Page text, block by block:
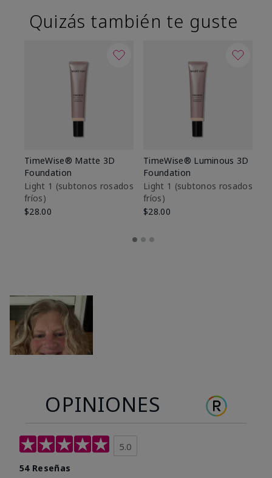
Quizás también te guste
TimeWise® Matte 3D
Foundation
Light 1​ (subtonos rosados
fríos)
$28.00
TimeWise® Luminous 3D
Foundation
Light 1​ (subtonos rosados
fríos)
$28.00
OPINIONES
5.0
54 Reseñas